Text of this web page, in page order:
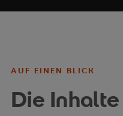
AUF EINEN BLICK
Die